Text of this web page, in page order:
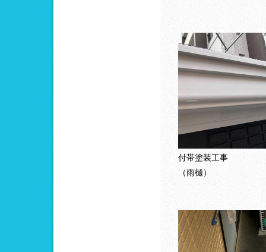
付帯塗装工事
（雨樋）